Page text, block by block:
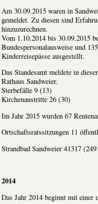
Am 30.09.2015 waren in
gemeldet. Zu diesen sind
hinzuzurechnen.
Vom 1.10.2014 bis 30.09.2015
Bundespersonalausweise und
Kinderreisepässe ausgestellt.
Das Standesamt meldete in
Rathaus Sandweier.
Sterbefälle 9 (13)
Kirchenaustritte 26 (30)
Im Jahr 2015 wurden 67
Ortschaftsratssitzungen 11
Strandbad Sandweier 41317
2014
Das Jahr 2014 beginnt mit einer